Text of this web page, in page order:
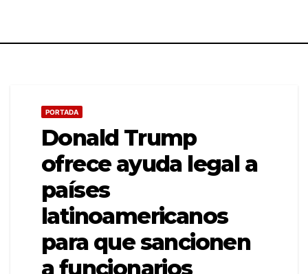
PORTADA
Donald Trump
ofrece ayuda legal a
países
latinoamericanos
para que sancionen
a funcionarios